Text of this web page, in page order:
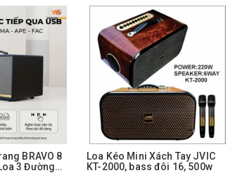
hay ngay không cần chỉnh
mượt và có chiều sâu
khi hát gần loa
nét, sạch và nổi bật hơn
nhạc remix, EDM
tốt, dễ hát
lag
BRAVO 8
3 Đường
Loa Kéo Mini Xách Tay JVIC
KT-2000, bass đôi 16, 500w